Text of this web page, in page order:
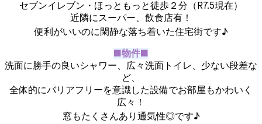
セブンイレブン・ほっともっと徒歩２分（R7.5現在）
近隣にスーパー、飲食店有！
便利がいいのに閑静な落ち着いた住宅街です♪
■物件■
洗面に勝手の良いシャワー、広々洗面トイレ、少ない段差な
ど、
全体的にバリアフリーを意識した設備でお部屋もかわいく
広々！
窓もたくさんあり通気性◎です♪